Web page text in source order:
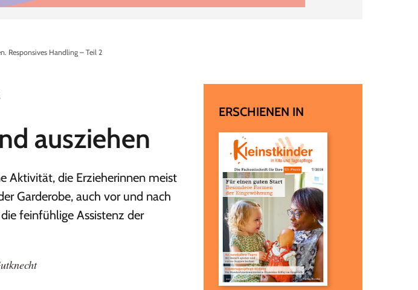
Responsives Handling – Teil 2
ausziehen
Aktivität, die Erzieherinnen meist
Garderobe, auch vor und nach
feinfühlige Assistenz der
ERSCHIENEN IN